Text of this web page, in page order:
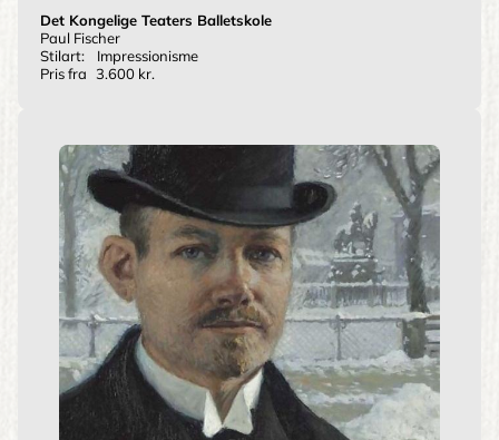
Det Kongelige Teaters Balletskole
Paul Fischer
Stilart:
Impressionisme
Pris fra 3.600 kr.